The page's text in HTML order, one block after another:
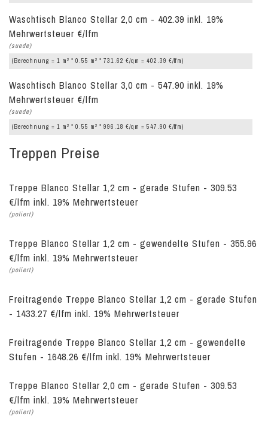
Waschtisch Blanco Stellar 2,0 cm - 402.39 inkl. 19%
Mehrwertsteuer €/lfm
(suede)
(Berechnung = 1 m 2 * 0.55 m 2 * 731.62 €/qm = 402.39 €/lfm)
Waschtisch Blanco Stellar 3,0 cm - 547.90 inkl. 19%
Mehrwertsteuer €/lfm
(suede)
(Berechnung = 1 m 2 * 0.55 m 2 * 996.18 €/qm = 547.90 €/lfm)
Treppen Preise
Treppe Blanco Stellar 1,2 cm - gerade Stufen - 309.53
€/lfm inkl. 19% Mehrwertsteuer
(poliert)
Treppe Blanco Stellar 1,2 cm - gewendelte Stufen - 355.96
€/lfm inkl. 19% Mehrwertsteuer
(poliert)
Freitragende Treppe Blanco Stellar 1,2 cm - gerade Stufen
- 1433.27 €/lfm inkl. 19% Mehrwertsteuer
Freitragende Treppe Blanco Stellar 1,2 cm - gewendelte
Stufen - 1648.26 €/lfm inkl. 19% Mehrwertsteuer
Treppe Blanco Stellar 2,0 cm - gerade Stufen - 309.53
€/lfm inkl. 19% Mehrwertsteuer
(poliert)